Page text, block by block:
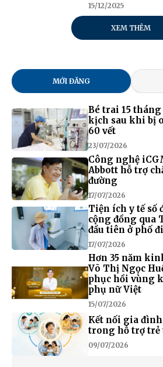
15/12/2025
XEM THÊM
MỚI ĐĂNG
Bé trai 15
kịch sau khi bị
60 vết
23/07/2026
Công nghệ
Abbott hỗ trợ
đường
17/07/2026
Tiện ích y tế số
cộng đồng qua
đầu tiên ở phố
17/07/2026
Hơn 35 năm
Võ Thị Ngọc
phục hồi vùng
phụ nữ Việt
15/07/2026
Kết nối gia
trong hỗ trợ trẻ
09/07/2026